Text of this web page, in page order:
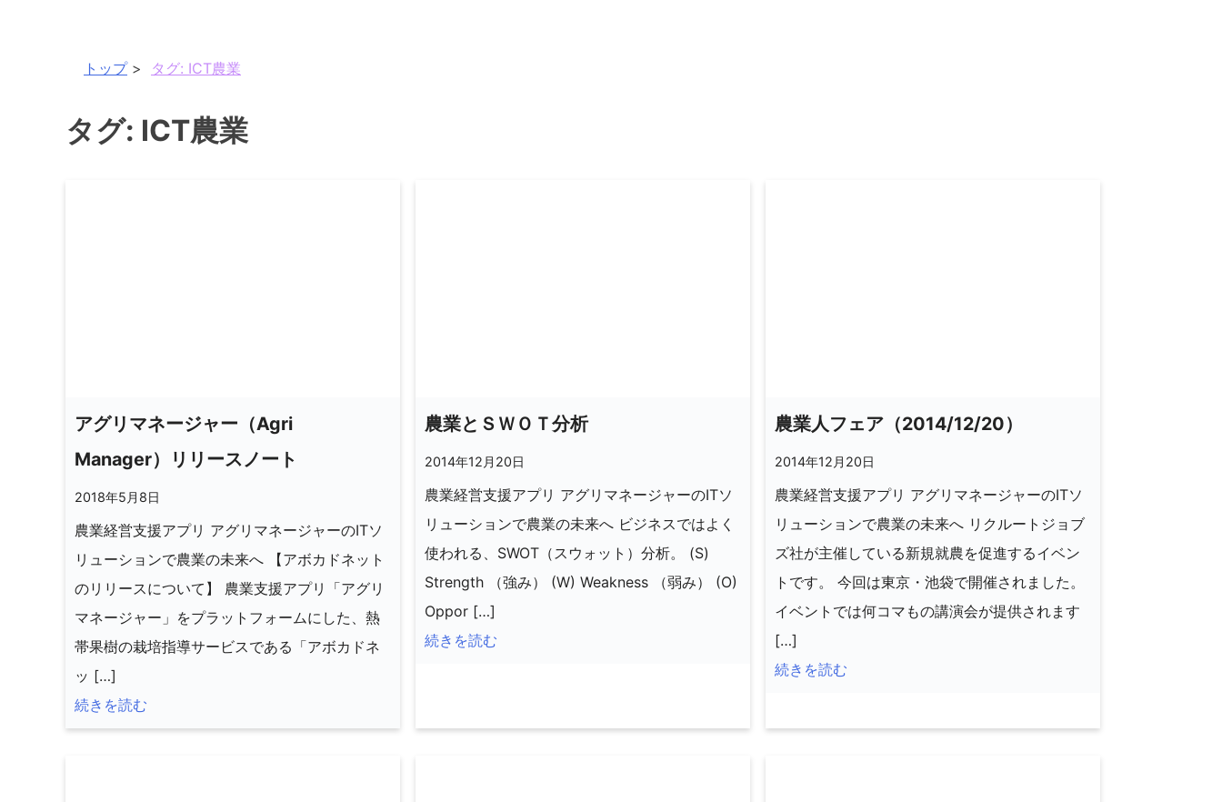
トップ タグ: ICT農業
タグ: ICT農業
アグリマネージャー（Agri
Manager）リリースノート
2018年5月8日
農業経営支援アプリ アグリマネージャーのITソ
リューションで農業の未来へ 【アボカドネット
のリリースについて】 農業支援アプリ「アグリ
マネージャー」をプラットフォームにした、熱
帯果樹の栽培指導サービスである「アボカドネ
ッ […]
続きを読む
農業とＳＷＯＴ分析
2014年12月20日
農業経営支援アプリ アグリマネージャーのITソ
リューションで農業の未来へ ビジネスではよく
使われる、SWOT（スウォット）分析。 (S)
Strength （強み） (W) Weakness （弱み） (O)
Oppor […]
続きを読む
農業人フェア（2014/12/20）
2014年12月20日
農業経営支援アプリ アグリマネージャーのITソ
リューションで農業の未来へ リクルートジョブ
ズ社が主催している新規就農を促進するイベン
トです。 今回は東京・池袋で開催されました。
イベントでは何コマもの講演会が提供されます
[…]
続きを読む